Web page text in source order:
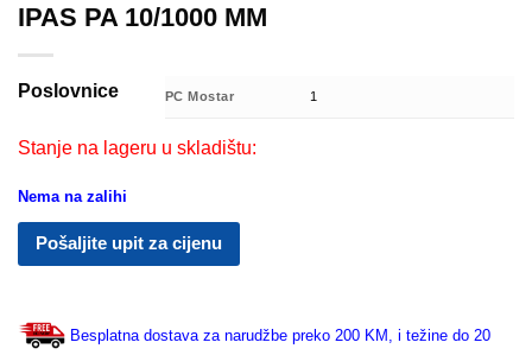
IPAS PA 10/1000 MM
Poslovnice PC Mostar 1
Stanje na lageru u skladištu:
Nema na zalihi
Pošaljite upit za cijenu
Besplatna dostava za narudžbe preko 200 KM, i težine do 20